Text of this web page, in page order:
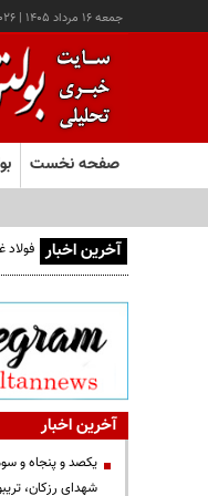
جمعه ۱۶ مرداد ۱۴۰۵ |
صفحه نخست
آخرین اخبار فولاد
آخرین اخبار
یکصد و پنجاه و
شهدای رزکان،